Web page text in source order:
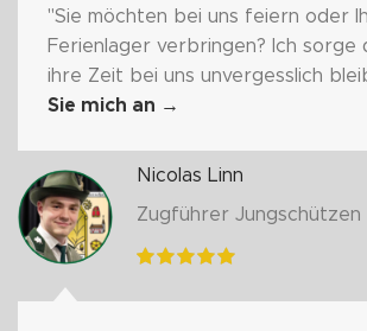
"Sie möchten bei uns feiern oder
Ferienlager verbringen? Ich sorge
ihre Zeit bei uns unvergesslich
Sie mich an →
Nicolas Linn
Zugführer Jungschützen